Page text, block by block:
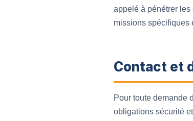
appelé à pénétrer
missions spécifiques
Contact et
Pour toute demande
obligations sécurité